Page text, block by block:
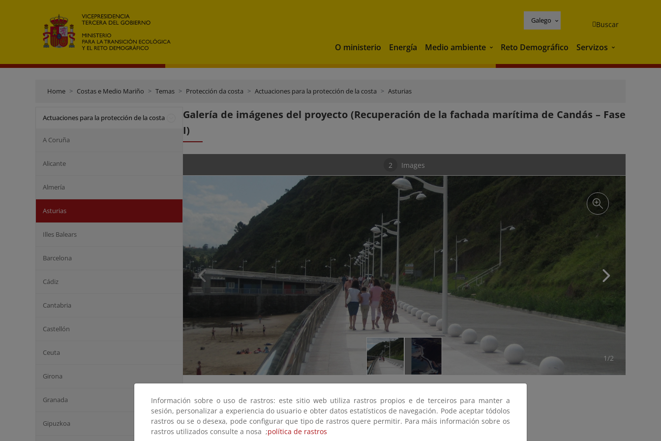
Galego Buscar
O ministerio Energía Medio ambiente Medio ambiente
Reto Demográfico Servizos Servizos
Home Costas e Medio Mariño Temas Protección da costa Actuaciones para la protección de la costa Asturias
Actuaciones para la protección de la costa
A Coruña
Alicante
Almería
Asturias
Illes Balears
Barcelona
Cádiz
Cantabria
Castellón
Ceuta
Girona
Granada
Gipuzkoa
Galería de imágenes del proyecto (Recuperación de la fachada marítima de Candás – Fase
I)
2 Images
1/2
Información sobre o uso de rastros: este sitio web utiliza rastros propios e de terceiros para manter a
sesión, personalizar a experiencia do usuario e obter datos estatísticos de navegación. Pode aceptar tódolos
rastros ou se o desexa, pode configurar que tipo de rastros quere permitir. Para máis información sobre os
rastros utilizados consulte a nosa ;política de rastros